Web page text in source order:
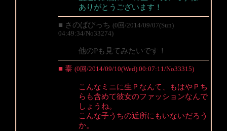
ありがとうございます！
■ さのばびっち (0回/2014/09/07(Sun)
04:49:34/No33274)
他のPも見てみたいです！
■ 泰 (0回/2014/09/10(Wed) 00:07:11/No33315)
こんなミニに生Ｐなんて、もはやＰち
らも含めて彼女のファッションなんで
しょうね。
こんな子うちの近所にもいないだろう
か。